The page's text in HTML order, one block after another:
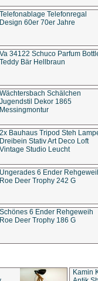
Telefonablage Telefonregal
Design 60er 70er Jahre
Va 34122 Schuco Parfum
Teddy Bär Hellbraun
Wächtersbach Schälchen
Jugendstil Dekor 1865
Messingmontur
2x Bauhaus Tripod Steh
Dreibein Stativ Art Deco Loft
Vintage Studio Leucht
Ungerades 6 Ender
Roe Deer Trophy 242 G
Schönes 6 Ender Rehgeweih
Roe Deer Trophy 186 G
Kamin